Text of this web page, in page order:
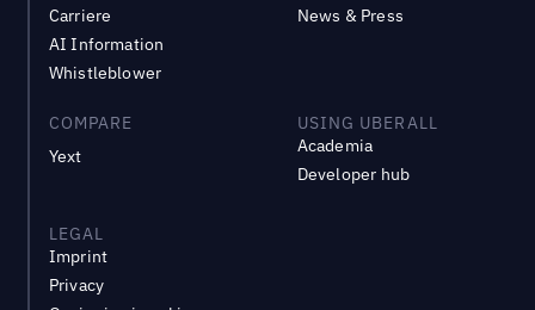
Carriere
AI Information
Whistleblower
News & Press
COMPARE
Yext
USING UBERALL
Academia
Developer hub
LEGAL
Imprint
Privacy